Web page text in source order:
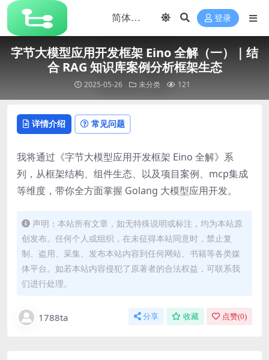
登录
字节大模型应用开发框架 Eino 全解（一）｜结
合 RAG 知识库案例分析框架生态
2025-05-26 未分类 121
详情介绍 常见问题
我将通过《字节大模型应用开发框架 Eino 全解》系
列，从框架结构、组件生态、以及项目案例、mcp集成
等维度，带你全方面掌握 Golang 大模型应用开发。
声明：本站所有文章，如无特殊说明或标注，均为本站原
创发布。任何个人或组织，在未征得本站同意时，禁止复
制、盗用、采集、发布本站内容到任何网站、书籍等各类媒
体平台。如若本站内容侵犯了原著者的合法权益，可联系我
们进行处理。
1788ta 分享 收藏 点赞(0)